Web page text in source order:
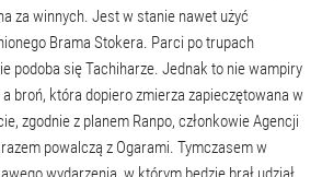
za winnych. Jest w stanie nawet użyć
Brama Stokera. Parci po trupach
podoba się Tachiharze. Jednak to nie wampiry
broń, która dopiero zmierza zapieczętowana w
zgodnie z planem Ranpo, członkowie Agencji
powalczą z Ogarami. Tymczasem w